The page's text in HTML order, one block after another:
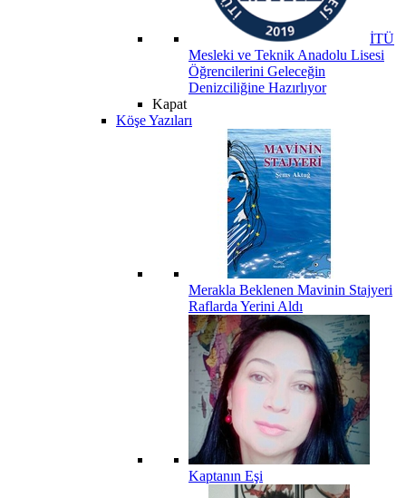
İTÜ
Mesleki ve Teknik Anadolu Lisesi
Öğrencilerini Geleceğin
Denizciliğine Hazırlıyor
Kapat
Köşe Yazıları
Merakla Beklenen Mavinin Stajyeri
Raflarda Yerini Aldı
Kaptanın Eşi